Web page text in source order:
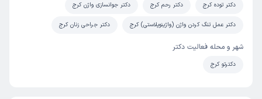
دکتر توده کرج دکتر رحم کرج دکتر جوانسازی واژن کرج
دکتر عمل تنگ کردن واژن (واژینوپلاستی) کرج دکتر جراحی زنان کرج
شهر و محله فعالیت دکتر
دکترتو کرج